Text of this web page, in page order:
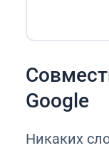
Google
Никаких